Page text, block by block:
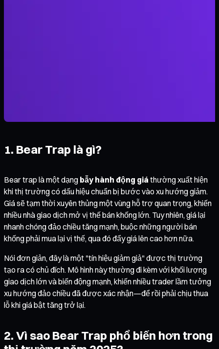
1. Bear Trap là gì?
Bear trap là một dạng bẫy hành động giá thường xuất hiện
khi thị trường có dấu hiệu chuẩn bị bước vào xu hướng giảm.
Giá sẽ tạm thời xuyên thủng một vùng hỗ trợ quan trọng, khiến
nhiều nhà giao dịch mở vị thế bán khống lớn. Tuy nhiên, giá lại
nhanh chóng đảo chiều tăng mạnh, buộc những người bán
khống phải mua lại vị thế, qua đó đẩy giá lên cao hơn nữa.
Nói đơn giản, đây là một "tín hiệu giảm giả" được thị trường
tạo ra có chủ đích. Mô hình này thường đi kèm với khối lượng
giao dịch lớn và biến động mạnh, khiến nhiều trader lầm tưởng
xu hướng đảo chiều đã được xác nhận—để rồi phải chịu thua
lỗ khi giá bật tăng trở lại.
2. Vì sao Bear Trap phổ biến hơn trong